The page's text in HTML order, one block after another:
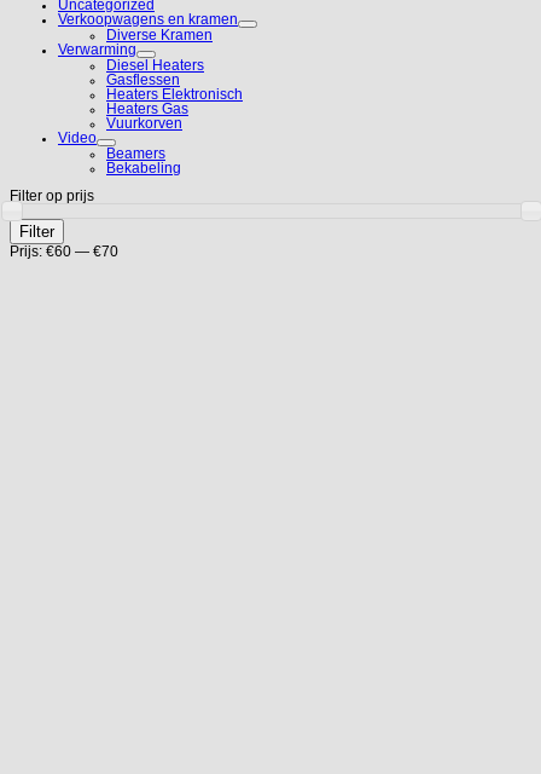
Uncategorized
Verkoopwagens en kramen
Diverse Kramen
Verwarming
Diesel Heaters
Gasflessen
Heaters Elektronisch
Heaters Gas
Vuurkorven
Video
Beamers
Bekabeling
Filter op prijs
Min.
prijs
Max.
prijsFilter
Prijs: €60 — €70